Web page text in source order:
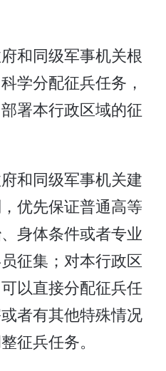
和同级军事机关根
学分配征兵任务，
署本行政区域的征
和同级军事机关建
优先保证普通高等
身体条件或者专业
征集；对本行政区
以直接分配征兵任
者有其他特殊情况
征兵任务。